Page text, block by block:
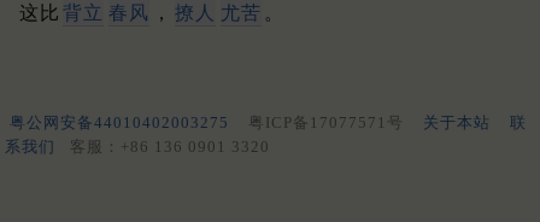
这比 背立 春风 ， 撩人 尤苦 。
粤公网安备44010402003275 粤ICP备17077571号 关于本站
联
系我们
客服：+86 136 0901 3320